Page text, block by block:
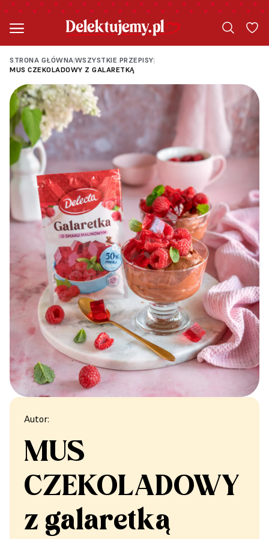
STRONA GŁÓWNA|WSZYSTKIE PRZEPISY|
MUS CZEKOLADOWY Z GALARETKĄ
Autor:
MUS
CZEKOLADOWY
z galaretką